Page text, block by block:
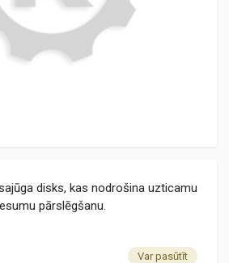
disks, kas nodrošina uzticamu
pārslēgšanu.
Var pasūtīt